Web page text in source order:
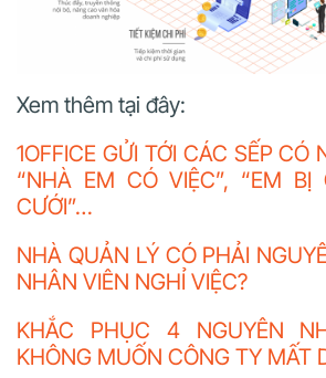
Xem thêm tại đây:
1OFFICE GỬI TỚI CÁC SẾP CÓ
“NHÀ EM CÓ VIỆC”, “EM BỊ
CƯỚI”…
NHÀ QUẢN LÝ CÓ PHẢI
NHÂN VIÊN NGHỈ VIỆC?
KHẮC PHỤC 4 NGUYÊN
KHÔNG MUỐN CÔNG TY MẤT